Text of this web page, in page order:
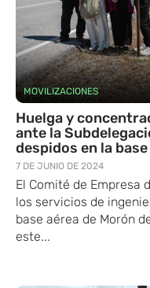
MOVILIZACIONES
Huelga y
ante la
despidos en la
7 DE JUNIO DE 2024
El Comité de Empresa
los servicios de
base aérea de Morón
este...